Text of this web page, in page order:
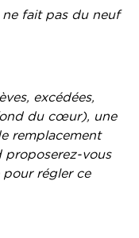
ne fait pas du neuf
excédées,
du cœur), une
remplacement
proposerez-vous
pour régler ce